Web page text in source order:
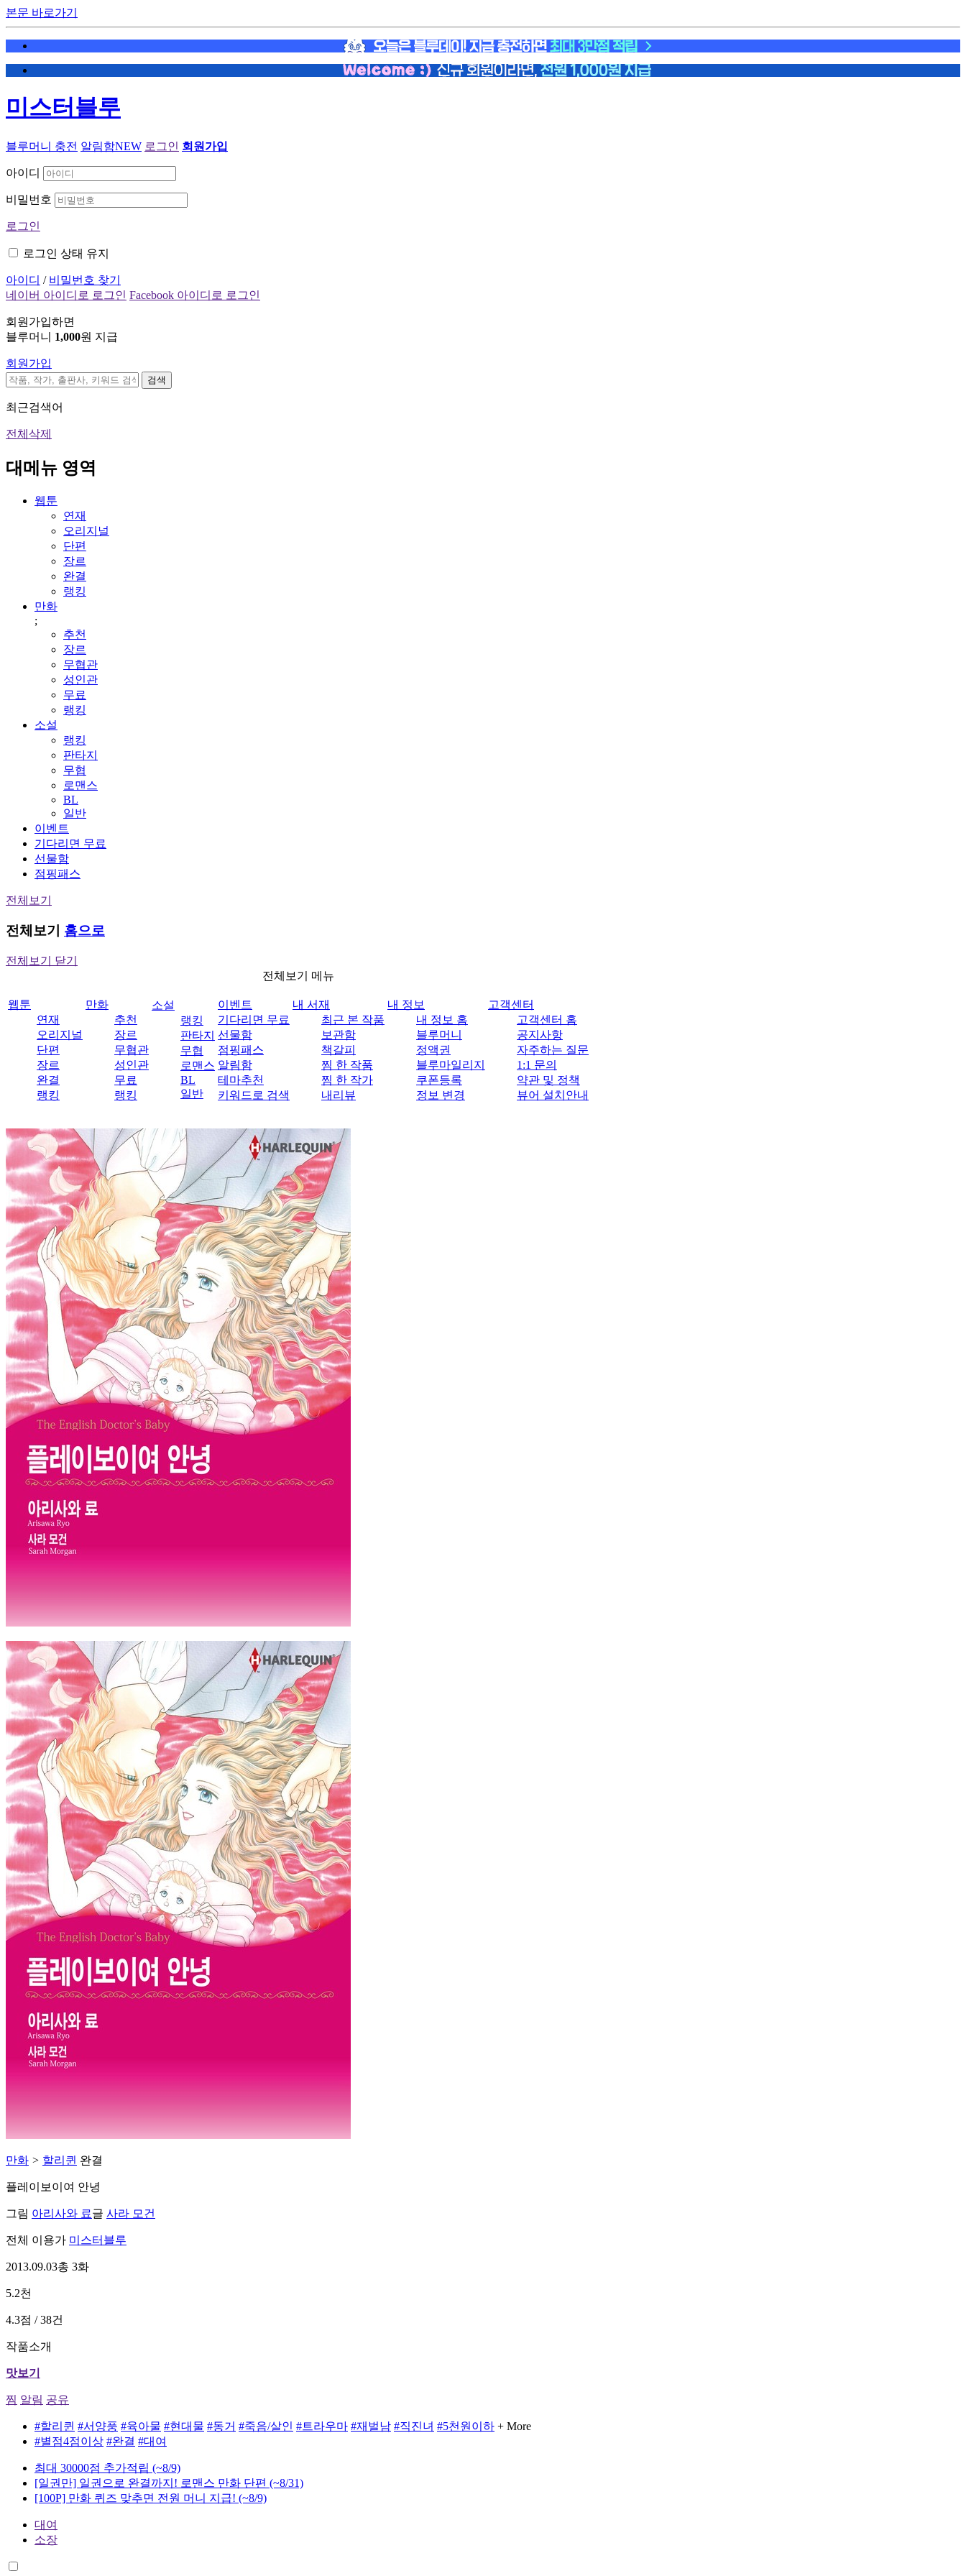
본문 바로가기
미스터블루
블루머니 충전 알림함NEW 로그인 회원가입
아이디
비밀번호
로그인
로그인 상태 유지
아이디 / 비밀번호 찾기
네이버 아이디로 로그인 Facebook 아이디로 로그인
회원가입하면
블루머니 1,000원 지급
회원가입
검색
최근검색어
전체삭제
대메뉴 영역
웹툰
연재
오리지널
단편
장르
완결
랭킹
만화
;
추천
장르
무협관
성인관
무료
랭킹
소설
랭킹
판타지
무협
로맨스
BL
일반
이벤트
기다리면 무료
선물함
점핑패스
전체보기
전체보기 홈으로
전체보기 닫기
전체보기 메뉴
웹툰
연재
오리지널
단편
장르
완결
랭킹
만화
추천
장르
무협관
성인관
무료
랭킹
소설
랭킹
판타지
무협
로맨스
BL
일반
이벤트
기다리면 무료
선물함
점핑패스
알림함
테마추천
키워드로 검색
내 서재
최근 본 작품
보관함
책갈피
찜 한 작품
찜 한 작가
내리뷰
내 정보
내 정보 홈
블루머니
정액권
블루마일리지
쿠폰등록
정보 변경
고객센터
고객센터 홈
공지사항
자주하는 질문
1:1 문의
약관 및 정책
뷰어 설치안내
만화 > 할리퀸 완결
플레이보이여 안녕
그림 아리사와 료글 사라 모건
전체 이용가 미스터블루
2013.09.03총 3화
5.2천
4.3점 / 38건
작품소개
맛보기
찜 알림 공유
#할리퀸 #서양풍 #육아물 #현대물 #동거 #죽음/살인 #트라우마 #재벌남 #직진녀 #5천원이하 + More
#별점4점이상 #완결 #대여
최대 30000점 추가적립 (~8/9)
[일권만] 일권으로 완결까지! 로맨스 만화 단편 (~8/31)
[100P] 만화 퀴즈 맞추면 전원 머니 지급! (~8/9)
대여
소장